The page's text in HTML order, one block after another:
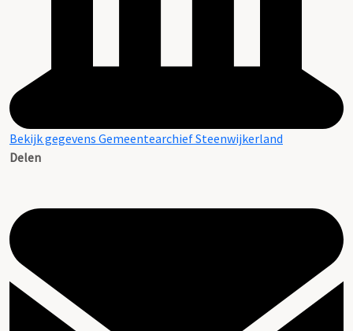
Bekijk gegevens Gemeentearchief Steenwijkerland
Delen